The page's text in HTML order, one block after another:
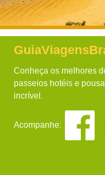
Conheça os melhores
passeios hotéis e
incrível.
Acompanhe: